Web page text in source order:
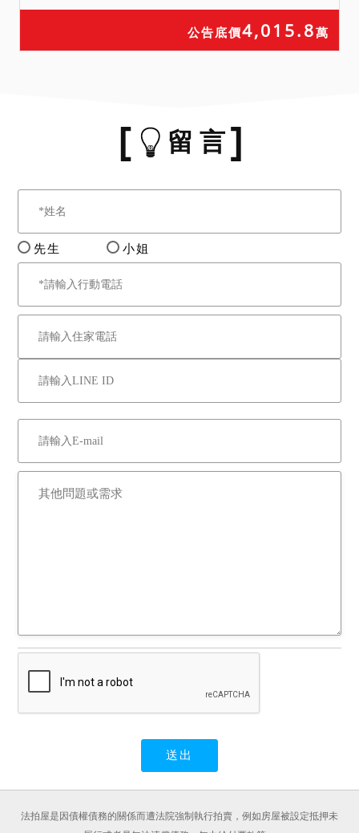
公告底價4,015.8萬
留 言
先生 小姐
法拍屋是因債權債務的關係而遭法院強制執行拍賣，例如房屋被設定抵押未